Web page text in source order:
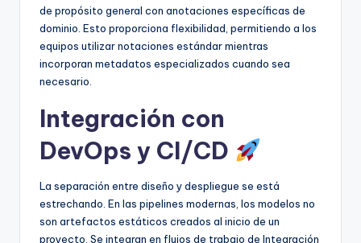
de propósito general con anotaciones específicas de
dominio. Esto proporciona flexibilidad, permitiendo a los
equipos utilizar notaciones estándar mientras
incorporan metadatos especializados cuando sea
necesario.
Integración con
DevOps y CI/CD
La separación entre diseño y despliegue se está
estrechando. En las pipelines modernas, los modelos no
son artefactos estáticos creados al inicio de un
proyecto. Se integran en flujos de trabajo de Integración